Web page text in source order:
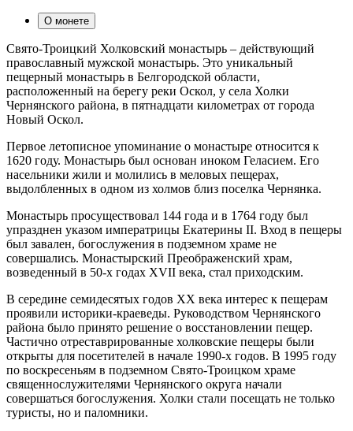
О монете
Свято-Троицкий Холковский монастырь – действующий
православный мужской монастырь. Это уникальный
пещерный монастырь в Белгородской области,
расположенный на берегу реки Оскол, у села Холки
Чернянского района, в пятнадцати километрах от города
Новый Оскол.
Первое летописное упоминание о монастыре относится к
1620 году. Монастырь был основан иноком Геласием. Его
насельники жили и молились в меловых пещерах,
выдолбленных в одном из холмов близ поселка Чернянка.
Монастырь просуществовал 144 года и в 1764 году был
упразднен указом императрицы Екатерины II. Вход в пещеры
был завален, богослужения в подземном храме не
совершались. Монастырский Преображенский храм,
возведенный в 50-х годах XVII века, стал приходским.
В середине семидесятых годов XX века интерес к пещерам
проявили историки-краеведы. Руководством Чернянского
района было принято решение о восстановлении пещер.
Частично отреставрированные холковские пещеры были
открыты для посетителей в начале 1990-х годов. В 1995 году
по воскресеньям в подземном Свято-Троицком храме
священнослужителями Чернянского округа начали
совершаться богослужения. Холки стали посещать не только
туристы, но и паломники.